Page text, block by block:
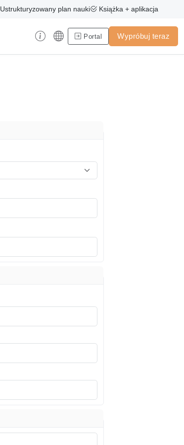
Ustrukturyzowany plan nauki Książka + aplikacja
Portal Wypróbuj teraz